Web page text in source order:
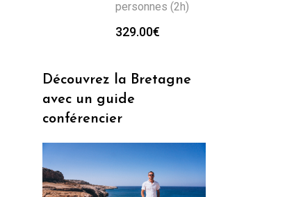
personnes (2h)
329.00€
Découvrez la Bretagne
avec un guide
conférencier